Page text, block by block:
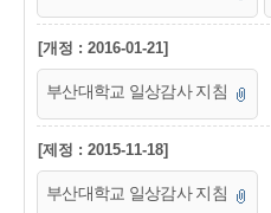
[개정 : 2016-01-21]
부산대학교 일상감사 지침
[제정 : 2015-11-18]
부산대학교 일상감사 지침